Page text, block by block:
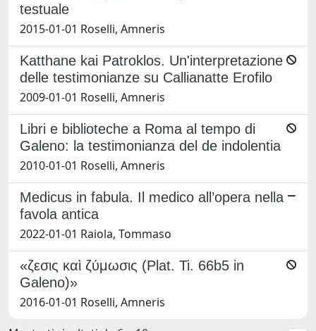
testuale
2015-01-01 Roselli, Amneris
Katthane kai Patroklos. Un'interpretazione
delle testimonianze su Callianatte Erofilo
2009-01-01 Roselli, Amneris
Libri e biblioteche a Roma al tempo di
Galeno: la testimonianza del de indolentia
2010-01-01 Roselli, Amneris
Medicus in fabula. Il medico all’opera nella
favola antica
2022-01-01 Raiola, Tommaso
«ζεσις καὶ ζύμωσις (Plat. Ti. 66b5 in
Galeno)»
2016-01-01 Roselli, Amneris